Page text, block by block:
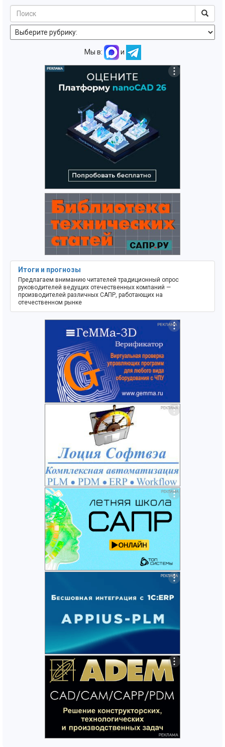
Мы в: и
Итоги и прогнозы
Предлагаем вниманию читателей традиционный опрос
руководителей ведущих отечественных компаний —
производителей различных САПР, работающих на
отечественном рынке